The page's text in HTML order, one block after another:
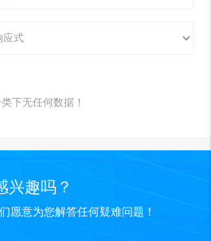
下无任何数据！
兴趣吗？
愿意为您解答任何疑难问题！